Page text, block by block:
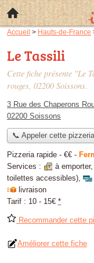
Accueil > Hauts-de-France
Le Tassili
Cette fiche présente "Le
rouges, 02200 Soissons.
3 Rue des Chaperons
02200 Soissons
📞 Appeler cette
Pizzeria rapide - €€ -
Services :
à emporter,
toilettes accessibles),
livraison
Tarif : 10 - 15€ *
Recommander cette
Améliorer cette fiche